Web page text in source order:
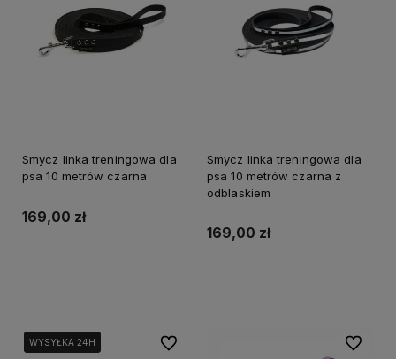
Smycz linka treningowa dla
psa 10 metrów czarna
169,00 zł
Smycz linka treningowa dla
psa 10 metrów czarna z
odblaskiem
169,00 zł
WYSYŁKA 24H
WYSYŁKA 24H Do ulubionych Do